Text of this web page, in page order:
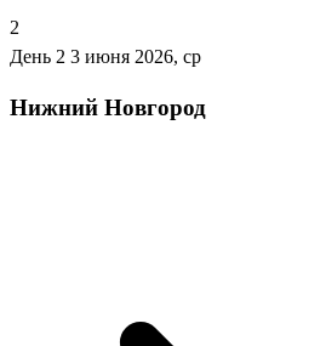
2
День 2 3 июня 2026, ср
Нижний Новгород